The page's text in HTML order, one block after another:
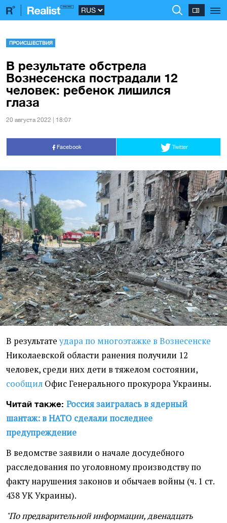
ПРОИСШЕСТВИЯ
В результате обстрела
Вознесенска пострадали 12
человек: ребенок лишился
глаза
20 августа 2022 | 18:07
Facebook Twitter
В результате удара по многоэтажке в Вознесенске
Николаевской области ранения получили 12
человек, среди них дети в тяжелом состоянии,
сообщил Офис Генерального прокурора Украины.
Читай также: Россия заигралась в ядерный
шантаж: в НАТО сделали последнее
предупреждение
В ведомстве заявили о начале досудебного
расследования по уголовному производству по
факту нарушения законов и обычаев войны (ч. 1 ст.
438 УК Украины).
"По предварительной информации, двенадцать